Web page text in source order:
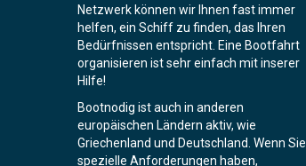
Netzwerk können wir Ihnen fast immer
helfen, ein Schiff zu finden, das Ihren
Bedürfnissen entspricht. Eine Bootfahrt
organisieren ist sehr einfach mit inserer
Hilfe!
Bootnodig ist auch in anderen
europäischen Ländern aktiv, wie
Griechenland und Deutschland. Wenn Sie
spezielle Anforderungen haben,